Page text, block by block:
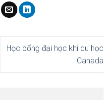
Học bổng đại học khi du học
Canada